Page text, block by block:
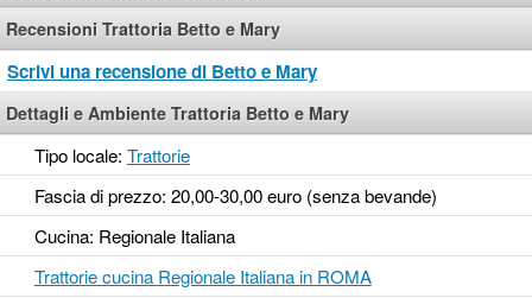
Recensioni Trattoria Betto e Mary
Scrivi una recensione di Betto e Mary
Dettagli e Ambiente Trattoria Betto e Mary
Tipo locale: Trattorie
Fascia di prezzo: 20,00-30,00 euro (senza bevande)
Cucina: Regionale Italiana
Trattorie cucina Regionale Italiana in ROMA